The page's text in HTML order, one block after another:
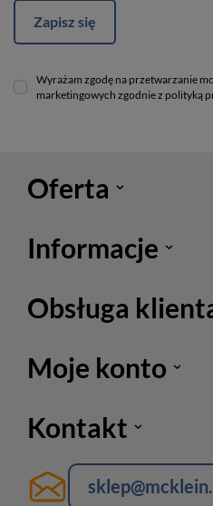
Zapisz się
Wyrażam zgodę na przetwarzanie
marketingowych zgodnie z polityką
Oferta
Informacje
Obsługa
Moje konto
Kontakt